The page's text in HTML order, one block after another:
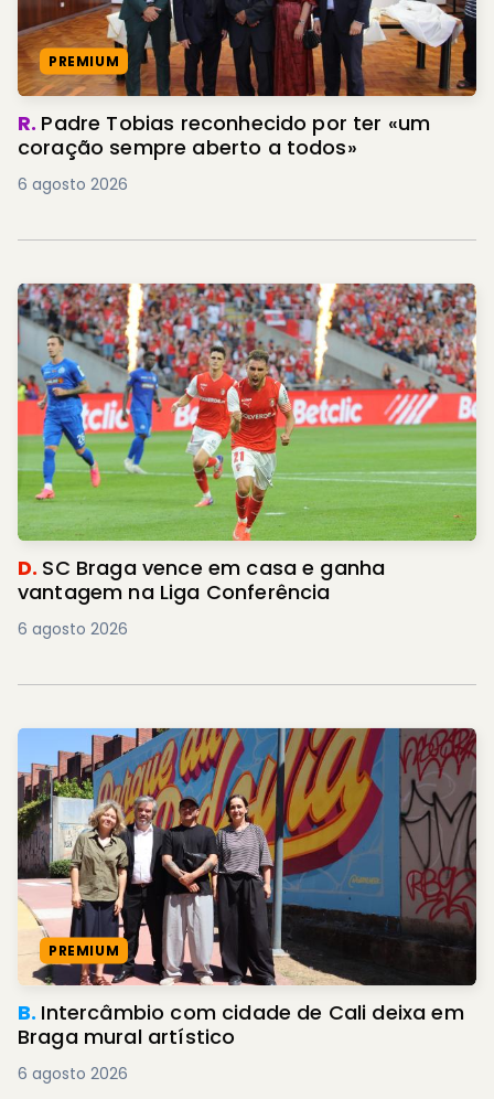
PREMIUM
R. Padre Tobias reconhecido por ter «um
coração sempre aberto a todos»
6 agosto 2026
D. SC Braga vence em casa e ganha
vantagem na Liga Conferência
6 agosto 2026
PREMIUM
B. Intercâmbio com cidade de Cali deixa em
Braga mural artístico
6 agosto 2026